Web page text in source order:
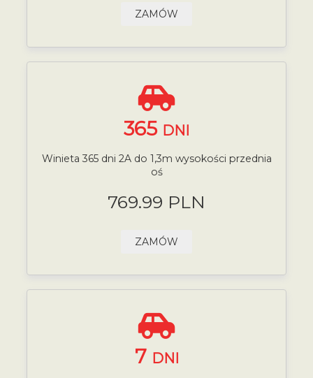
ZAMÓW
365 DNI
Winieta 365 dni 2A do 1,3m wysokości przednia
oś
769.99 PLN
ZAMÓW
7 DNI